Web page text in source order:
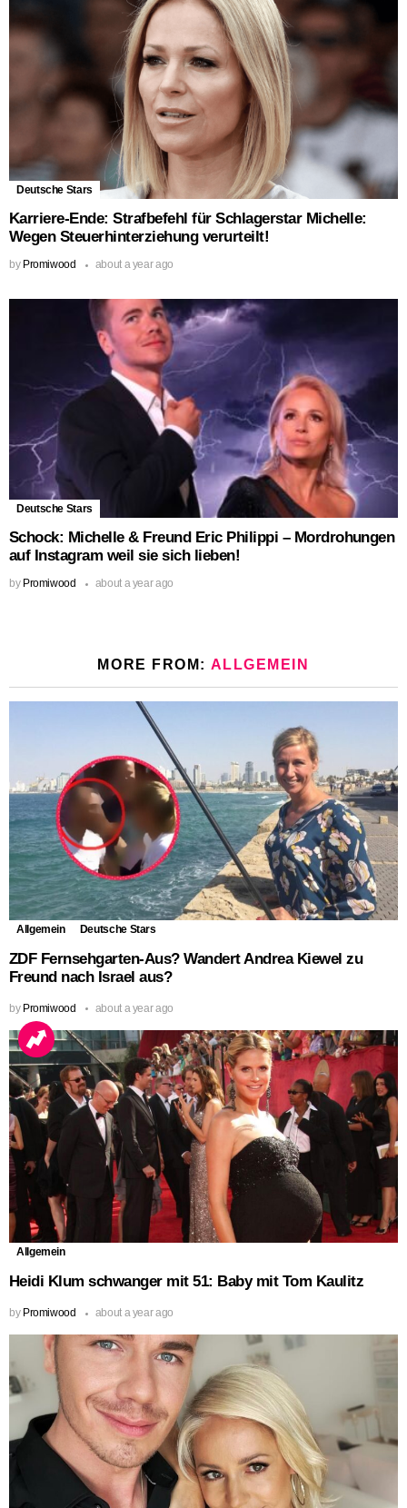
Deutsche Stars
Karriere-Ende: Strafbefehl für Schlagerstar Michelle:
Wegen Steuerhinterziehung verurteilt!
by Promiwood about a year ago
Deutsche Stars
Schock: Michelle & Freund Eric Philippi – Mordrohungen
auf Instagram weil sie sich lieben!
by Promiwood about a year ago
MORE FROM: ALLGEMEIN
Allgemein Deutsche Stars
ZDF Fernsehgarten-Aus? Wandert Andrea Kiewel zu
Freund nach Israel aus?
by Promiwood about a year ago
Allgemein
Heidi Klum schwanger mit 51: Baby mit Tom Kaulitz
by Promiwood about a year ago